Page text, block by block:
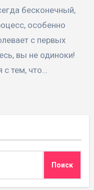
особенно
с первых
вы не одиноки!
с тем, что…
Поиск